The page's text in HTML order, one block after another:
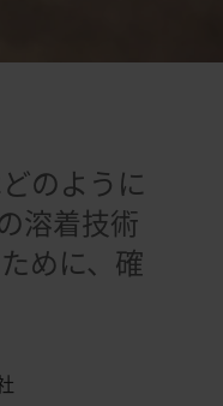
のように
溶着技術
めに、確